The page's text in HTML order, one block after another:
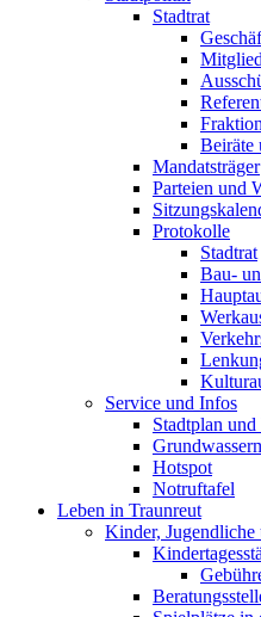
Stadtrat
Beiräte
Mandatsträger
Parteien und
Protokolle
Stadtrat
Bau-
Service und Infos
Stadtplan
Hotspot
Notruftafel
Leben in Traunreut
Kinder, Jugendliche